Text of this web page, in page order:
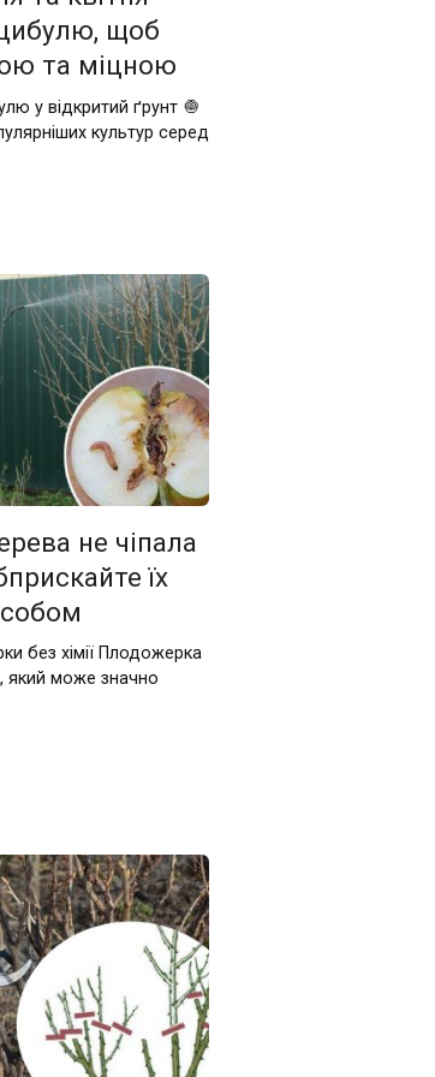
щоб
та міцною
у відкритий ґрунт 🧅
культур серед
не чіпала
їх
без хімії Плодожерка
який може значно